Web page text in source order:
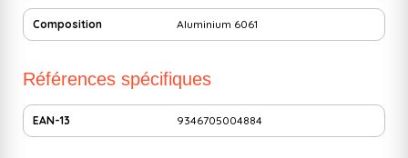
Composition Aluminium 6061
Références spécifiques
EAN-13 9346705004884